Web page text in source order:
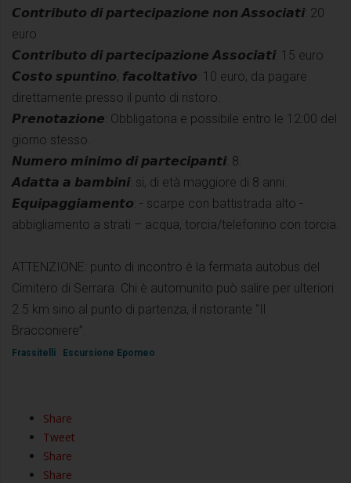
𝘾𝙤𝙣𝙩𝙧𝙞𝙗𝙪𝙩𝙤 𝙙𝙞 𝙥𝙖𝙧𝙩𝙚𝙘𝙞𝙥𝙖𝙯𝙞𝙤𝙣𝙚 𝙣𝙤𝙣 𝘼𝙨𝙨𝙤𝙘𝙞𝙖𝙩𝙞: 20
euro
𝘾𝙤𝙣𝙩𝙧𝙞𝙗𝙪𝙩𝙤 𝙙𝙞 𝙥𝙖𝙧𝙩𝙚𝙘𝙞𝙥𝙖𝙯𝙞𝙤𝙣𝙚 𝘼𝙨𝙨𝙤𝙘𝙞𝙖𝙩𝙞: 15 euro
𝘾𝙤𝙨𝙩𝙤 𝙨𝙥𝙪𝙣𝙩𝙞𝙣𝙤, 𝙛𝙖𝙘𝙤𝙡𝙩𝙖𝙩𝙞𝙫𝙤: 10 euro, da pagare
direttamente presso il punto di ristoro.
𝙋𝙧𝙚𝙣𝙤𝙩𝙖𝙯𝙞𝙤𝙣𝙚: Obbligatoria e possibile entro le 12:00 del
giorno stesso.
𝙉𝙪𝙢𝙚𝙧𝙤 𝙢𝙞𝙣𝙞𝙢𝙤 𝙙𝙞 𝙥𝙖𝙧𝙩𝙚𝙘𝙞𝙥𝙖𝙣𝙩𝙞: 8.
𝘼𝙙𝙖𝙩𝙩𝙖 𝙖 𝙗𝙖𝙢𝙗𝙞𝙣𝙞: si, di età maggiore di 8 anni.
𝙀𝙦𝙪𝙞𝙥𝙖𝙜𝙜𝙞𝙖𝙢𝙚𝙣𝙩𝙤: - scarpe con battistrada alto -
abbigliamento a strati – acqua, torcia/telefonino con torcia.
ATTENZIONE: punto di incontro è la fermata autobus del
Cimitero di Serrara. Chi è automunito può salire per ulteriori
2.5 km sino al punto di partenza, il ristorante “Il
Bracconiere”.
Frassitelli Escursione Epomeo
Share
Tweet
Share
Share